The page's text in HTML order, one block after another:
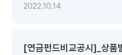
기준
2022.10.14
[연금펀드비교공시]_상품